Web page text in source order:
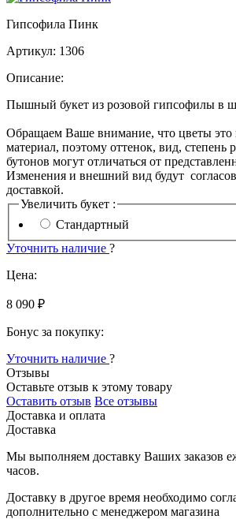
Гипсофила Пинк
Артикул: 1306
Описание:
Пышный букет из розовой гипсофилы в
Обращаем Ваше внимание, что цветы
материал, поэтому оттенок, вид, степень
бутонов могут отличаться от
Изменения и внешний вид будут
доставкой.
Увеличить букет :
Стандартный
Уточнить наличие ?
Цена:
8 090 ₽
Бонус за покупку:
Уточнить наличие ?
Отзывы
Оставьте отзыв к этому товару
Оставить отзыв Все отзывы
Доставка и оплата
Доставка
Мы выполняем доставку Ваших заказов
часов.
Доставку в другое время необходимо
дополнительно с менеджером магазина